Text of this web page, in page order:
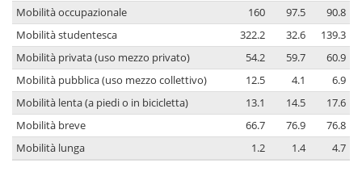
Mobilità occupazionale
160 97.5
90.8
Mobilità studentesca
322.2 32.6
139.3
Mobilità privata (uso mezzo privato)
54.2 59.7
60.9
Mobilità pubblica (uso mezzo collettivo)
12.5 4.1
6.9
Mobilità lenta (a piedi o in bicicletta)
13.1 14.5
17.6
Mobilità breve
66.7 76.9
76.8
Mobilità lunga
1.2 1.4 4.7